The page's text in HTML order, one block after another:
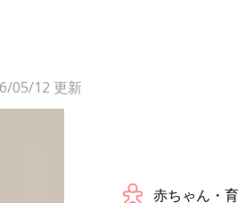
05/12 更新
赤ちゃん・